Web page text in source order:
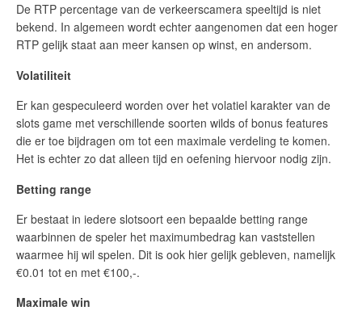
De RTP percentage van de verkeerscamera speeltijd is niet
bekend. In algemeen wordt echter aangenomen dat een hoger
RTP gelijk staat aan meer kansen op winst, en andersom.
Volatiliteit
Er kan gespeculeerd worden over het volatiel karakter van de
slots game met verschillende soorten wilds of bonus features
die er toe bijdragen om tot een maximale verdeling te komen.
Het is echter zo dat alleen tijd en oefening hiervoor nodig zijn.
Betting range
Er bestaat in iedere slotsoort een bepaalde betting range
waarbinnen de speler het maximumbedrag kan vaststellen
waarmee hij wil spelen. Dit is ook hier gelijk gebleven, namelijk
€0.01 tot en met €100,-.
Maximale win